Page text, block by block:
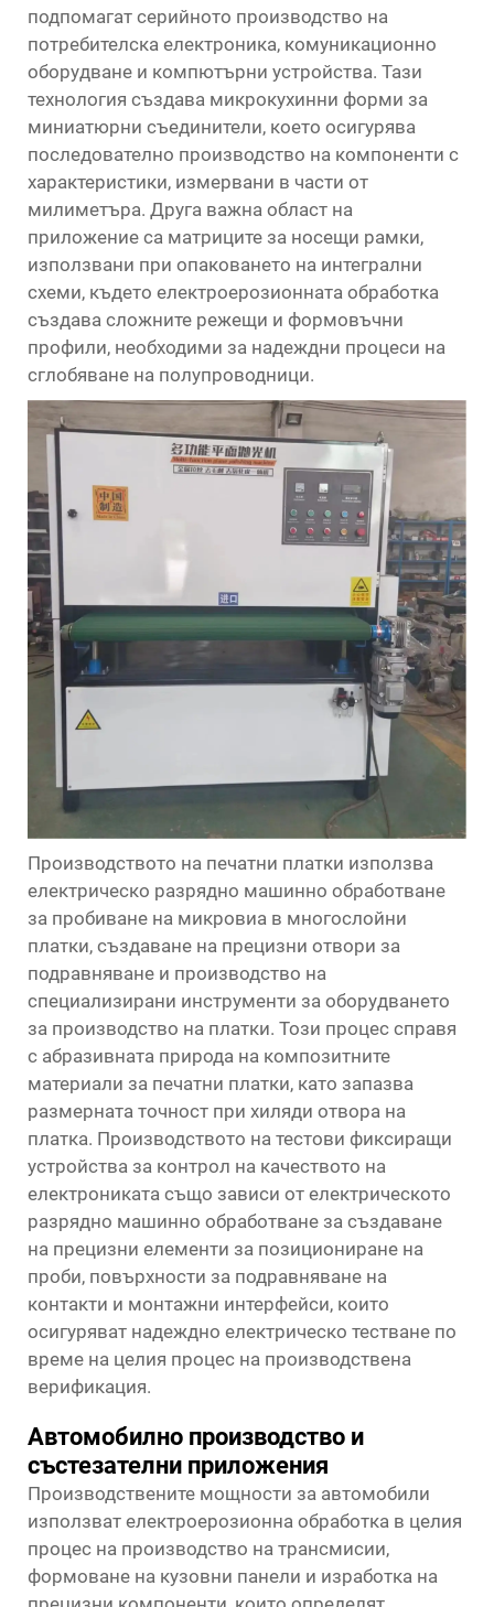
подпомагат серийното производство на
потребителска електроника, комуникационно
оборудване и компютърни устройства. Тази
технология създава микрокухинни форми за
миниатюрни съединители, което осигурява
последователно производство на компоненти с
характеристики, измервани в части от
милиметъра. Друга важна област на
приложение са матриците за носещи рамки,
използвани при опаковането на интегрални
схеми, където електроерозионната обработка
създава сложните режещи и формовъчни
профили, необходими за надеждни процеси на
сглобяване на полупроводници.
Производството на печатни платки използва
електрическо разрядно машинно обработване
за пробиване на микровиа в многослойни
платки, създаване на прецизни отвори за
подравняване и производство на
специализирани инструменти за оборудването
за производство на платки. Този процес справя
с абразивната природа на композитните
материали за печатни платки, като запазва
размерната точност при хиляди отвора на
платка. Производството на тестови фиксиращи
устройства за контрол на качеството на
електрониката също зависи от електрическото
разрядно машинно обработване за създаване
на прецизни елементи за позициониране на
проби, повърхности за подравняване на
контакти и монтажни интерфейси, които
осигуряват надеждно електрическо тестване по
време на целия процес на производствена
верификация.
Автомобилно производство и
състезателни приложения
Производствените мощности за автомобили
използват електроерозионна обработка в целия
процес на производство на трансмисии,
формоване на кузовни панели и изработка на